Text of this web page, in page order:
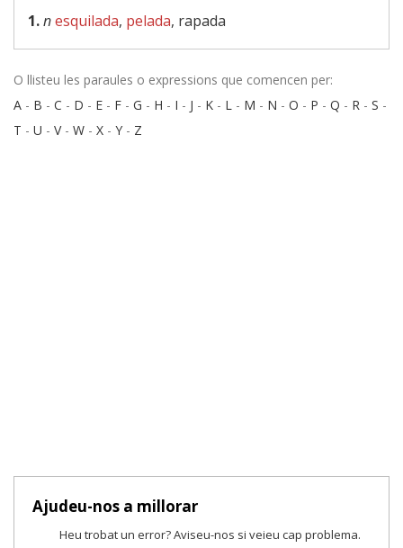
1.nesquilada, pelada, rapada
O llisteu les paraules o expressions que comencen per:
A - B - C - D - E - F - G - H - I - J - K - L - M - N - O - P - Q - R - S -
T - U - V- W - X - Y - Z
Ajudeu-nos a millorar
Heu trobat un error? Aviseu-nos si veieu cap problema.